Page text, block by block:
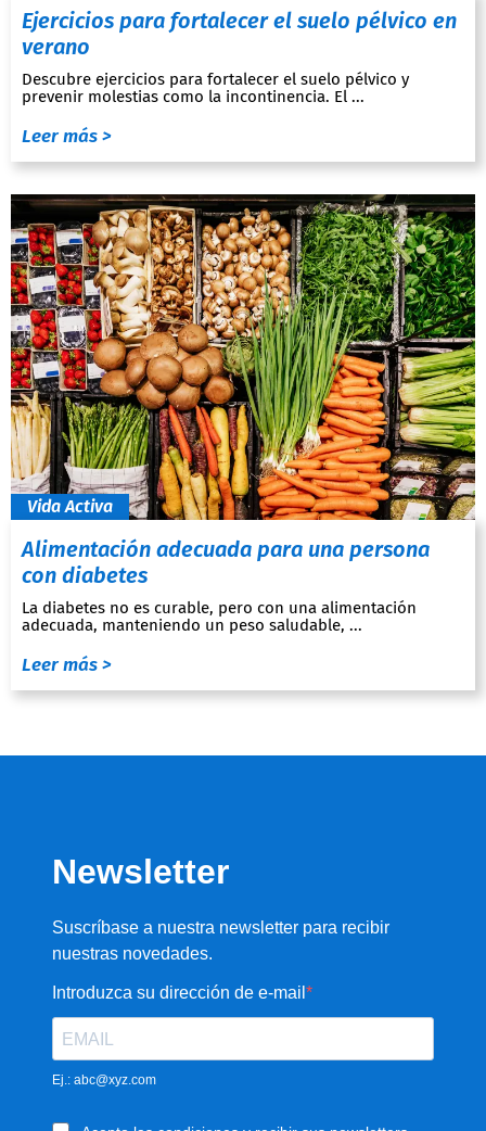
Ejercicios para fortalecer el suelo pélvico en
verano
Descubre ejercicios para fortalecer el suelo pélvico y
prevenir molestias como la incontinencia. El ...
Leer más >
Vida Activa
Alimentación adecuada para una persona
con diabetes
La diabetes no es curable, pero con una alimentación
adecuada, manteniendo un peso saludable, ...
Leer más >
Newsletter
Suscríbase a nuestra newsletter para recibir
nuestras novedades.
Introduzca su dirección de e-mail
Ej.: abc@xyz.com